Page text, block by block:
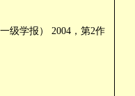
级学报） 2004，第2作